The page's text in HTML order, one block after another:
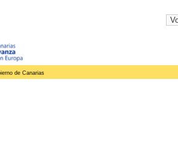
de Canarias